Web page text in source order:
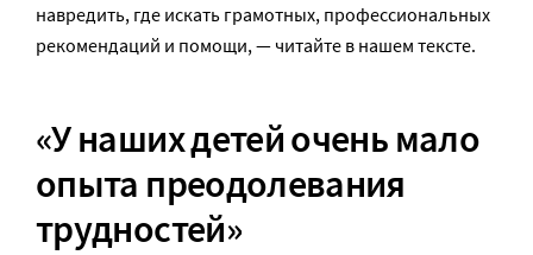
навредить, где искать грамотных, профессиональных
рекомендаций и помощи, — читайте в нашем тексте.
«У наших детей очень мало
опыта преодолевания
трудностей»